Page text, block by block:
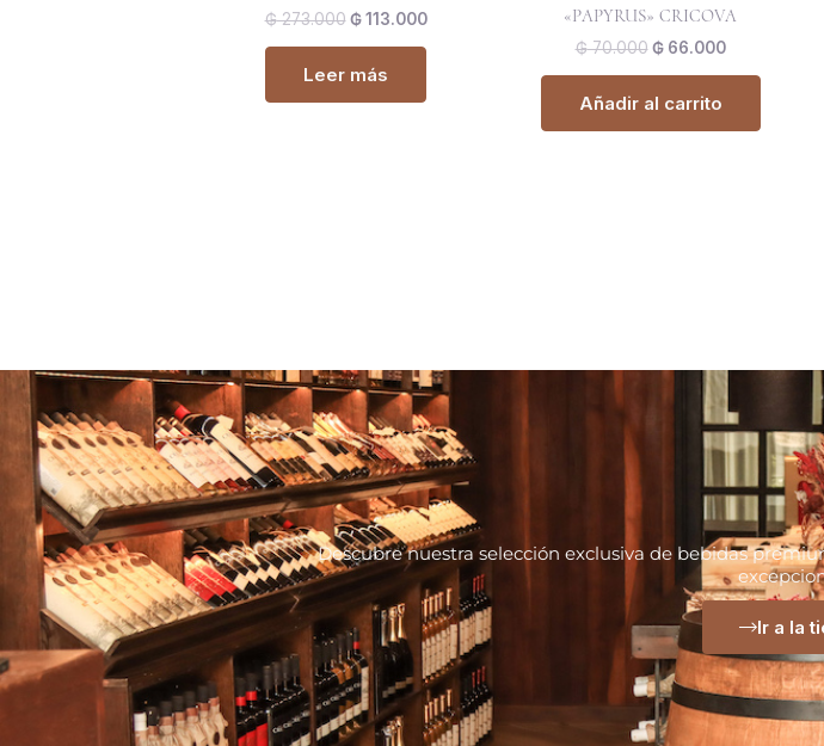
₲273.000 ₲113.000
Leer más
«PAPYRUS» CRICOVA
₲70.000 ₲66.000
Añadir al carrito
Descubre nuestra selección exclusiva de bebidas
Ir a la